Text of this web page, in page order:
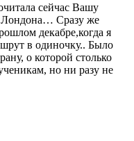
сейчас Вашу
Лондона… Сразу же
декабре,когда я
в одиночку.. Было
о которой столько
но ни разу не